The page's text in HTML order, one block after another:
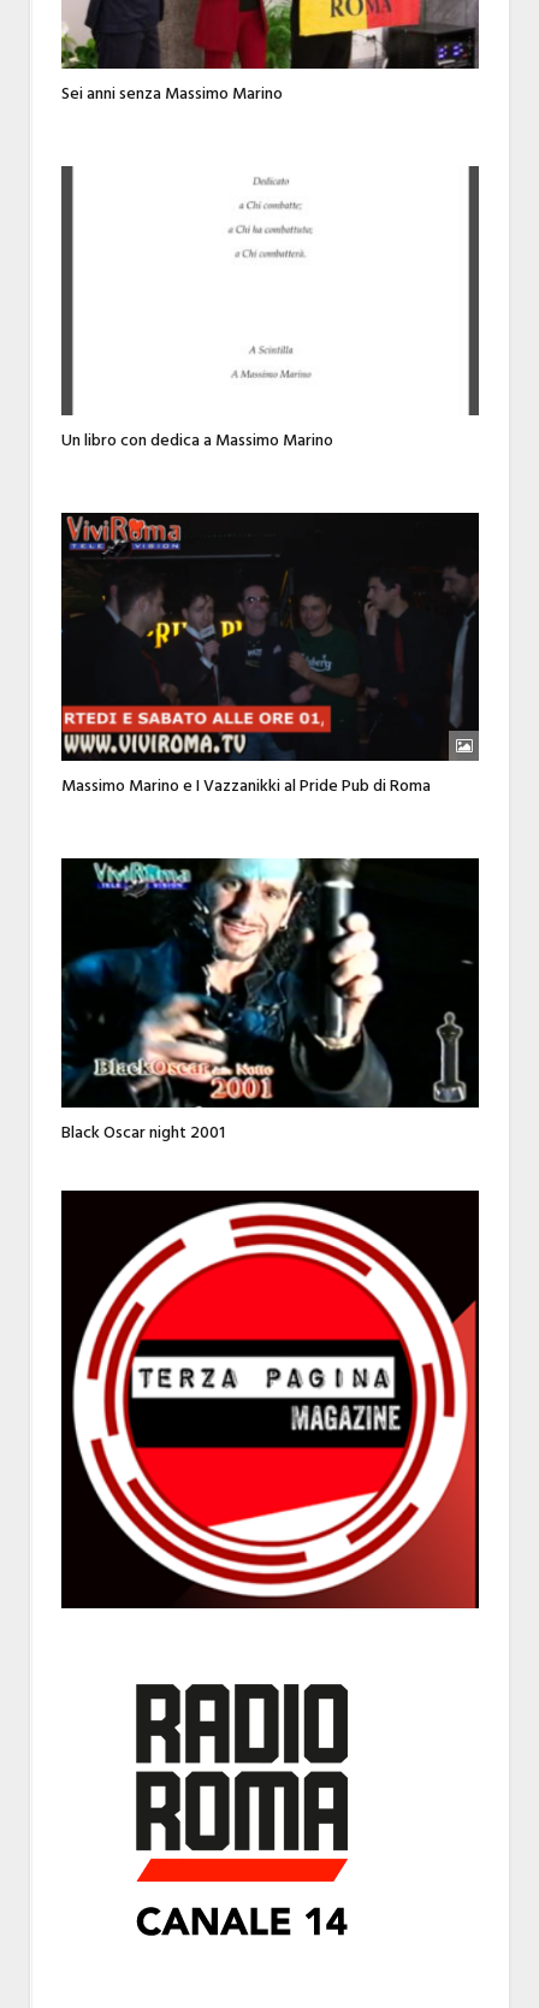
Sei anni senza Massimo Marino
Un libro con dedica a Massimo Marino
Massimo Marino e I Vazzanikki al Pride Pub di Roma
Black Oscar night 2001